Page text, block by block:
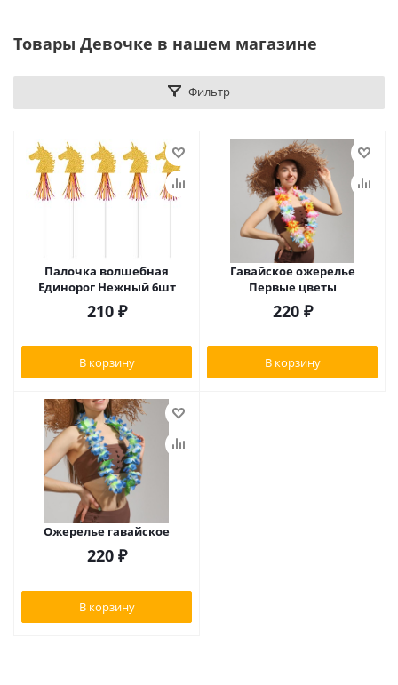
Товары Девочке в нашем магазине
Фильтр
Палочка волшебная
Единорог Нежный 6шт
210₽
В корзину
Гавайское ожерелье
Первые цветы
220₽
В корзину
Ожерелье гавайское
220₽
В корзину